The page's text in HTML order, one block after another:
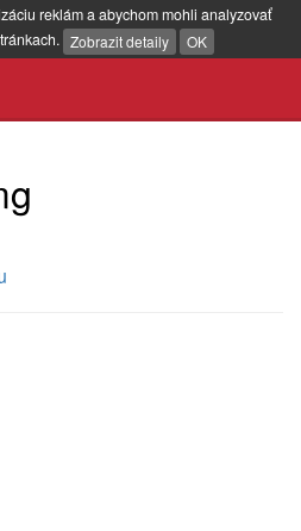
reklám a abychom mohli analyzovať
Zobrazit detaily OK